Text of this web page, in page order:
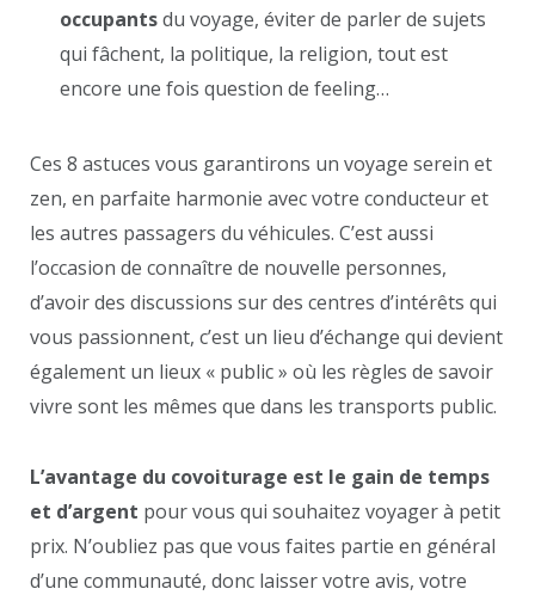
occupantsdu voyage, éviter de parler de sujets
qui fâchent, la politique, la religion, tout est
encore une fois question de feeling…
Ces 8 astuces vous garantirons un voyage serein et
zen, en parfaite harmonie avec votre conducteur et
les autres passagers du véhicules. C’est aussi
l’occasion de connaître de nouvelle personnes,
d’avoir des discussions sur des centres d’intérêts qui
vous passionnent, c’est un lieu d’échange qui devient
également un lieux « public » où les règles de savoir
vivre sont les mêmes que dans les transports public.
L’avantage du covoiturage est le gain de temps
et d’argent pour vous qui souhaitez voyager à petit
prix. N’oubliez pas que vous faites partie en général
d’une communauté, donc laisser votre avis, votre